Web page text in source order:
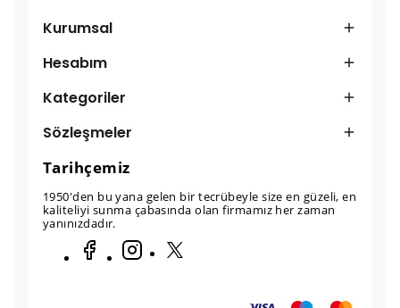
Kurumsal
Hesabım
Kategoriler
Sözleşmeler
Tarihçemiz
1950'den bu yana gelen bir tecrübeyle size en güzeli, en
kaliteliyi sunma çabasında olan firmamız her zaman
yanınızdadır.